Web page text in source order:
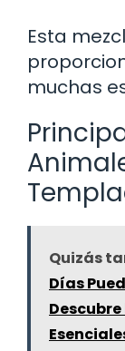
Esta
muchas
Quizás
Días